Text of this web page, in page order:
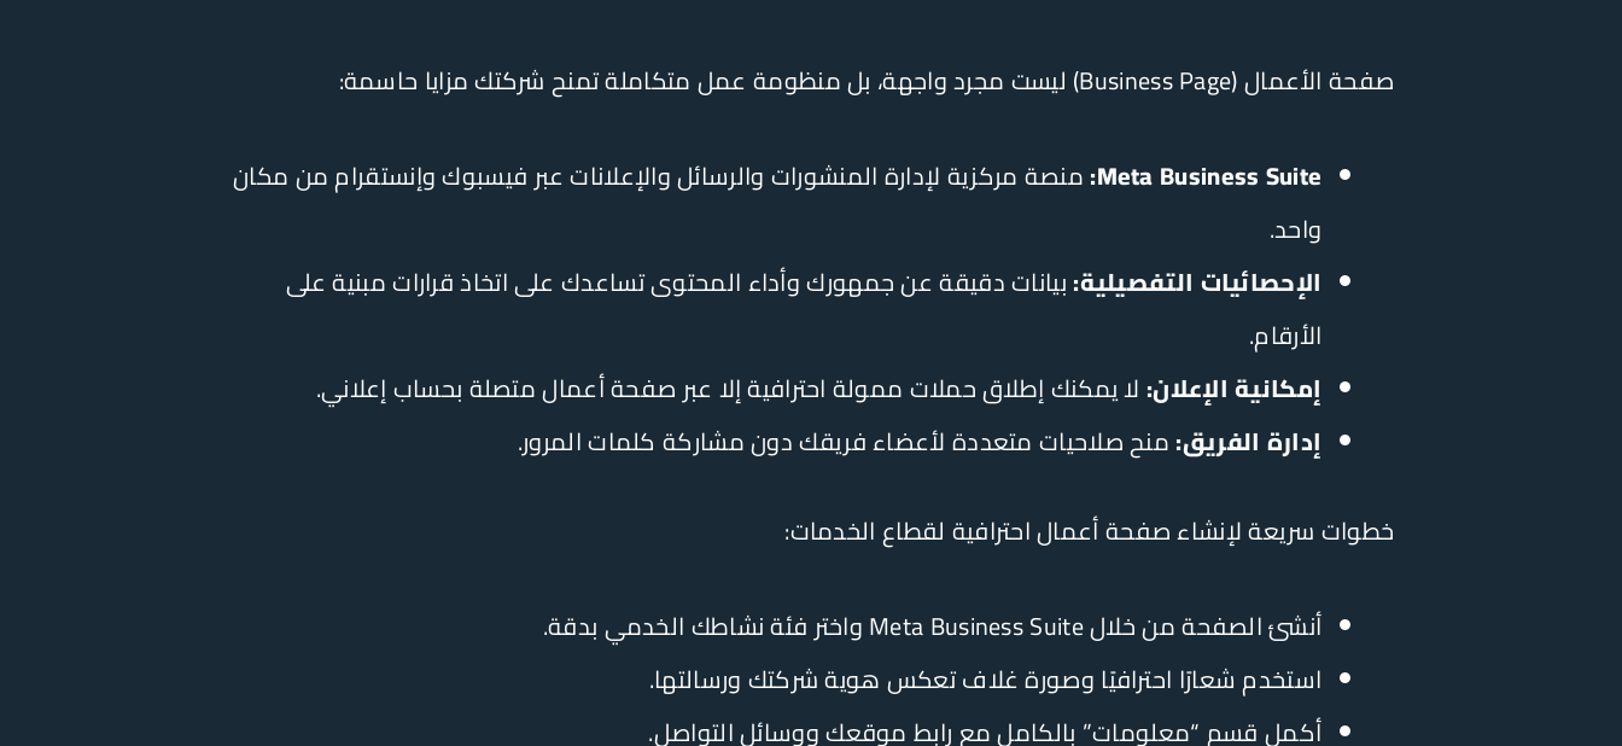
صفحة الأعمال (Business Page) ليست مجرد واجهة، بل منظومة عمل متكاملة تمنح شركتك مزايا حاسمة:
Meta Business Suite: منصة مركزية لإدارة المنشورات والرسائل والإعلانات عبر فيسبوك وإنستقرام من مكان
واحد.
الإحصائيات التفصيلية:بيانات دقيقة عن جمهورك وأداء المحتوى تساعدك على اتخاذ قرارات مبنية على
الأرقام.
إمكانية الإعلان: لا يمكنك إطلاق حملات ممولة احترافية إلا عبر صفحة أعمال متصلة بحساب إعلاني.
إدارة الفريق:منح صلاحيات متعددة لأعضاء فريقك دون مشاركة كلمات المرور.
خطوات سريعة لإنشاء صفحة أعمال احترافية لقطاع الخدمات:
أنشئ الصفحة من خلال Meta Business Suite واختر فئة نشاطك الخدمي بدقة.
استخدم شعارًا احترافيًا وصورة غلاف تعكس هوية شركتك ورسالتها.
أكمل قسم “معلومات” بالكامل مع رابط موقعك ووسائل التواصل.